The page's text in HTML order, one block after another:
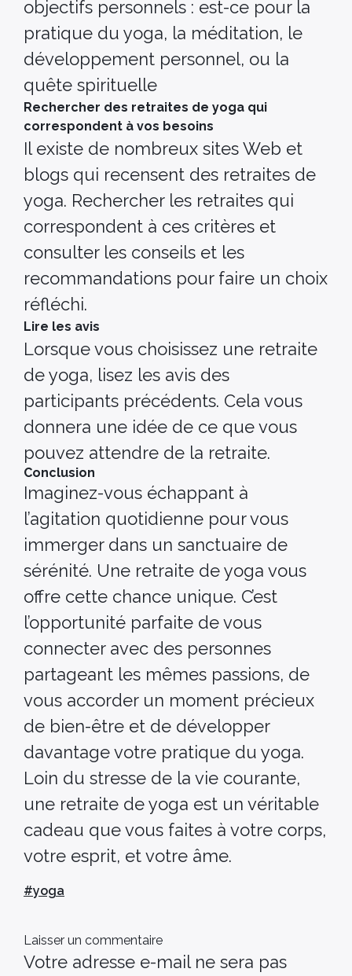
objectifs personnels : est-ce pour la
pratique du yoga, la méditation, le
développement personnel, ou la
quête spirituelle
Rechercher des retraites de yoga qui
correspondent à vos besoins
Il existe de nombreux sites Web et
blogs qui recensent des retraites de
yoga. Rechercher les retraites qui
correspondent à ces critères et
consulter les conseils et les
recommandations pour faire un choix
réfléchi.
Lire les avis
Lorsque vous choisissez une retraite
de yoga, lisez les avis des
participants précédents. Cela vous
donnera une idée de ce que vous
pouvez attendre de la retraite.
Conclusion
Imaginez-vous échappant à
l’agitation quotidienne pour vous
immerger dans un sanctuaire de
sérénité. Une retraite de yoga vous
offre cette chance unique. C’est
l’opportunité parfaite de vous
connecter avec des personnes
partageant les mêmes passions, de
vous accorder un moment précieux
de bien-être et de développer
davantage votre pratique du yoga.
Loin du stresse de la vie courante,
une retraite de yoga est un véritable
cadeau que vous faites à votre corps,
votre esprit, et votre âme.
#yoga
Laisser un commentaire
Votre adresse e-mail ne sera pas